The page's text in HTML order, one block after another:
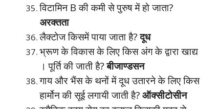
विटामिन B की कमी से पुरुष में हो जाता?
अरक्तता
लैक्टोज किसमें पाया जाता है?दूध
भ्रूण के विकास के लिए किस अंग के द्वारा खाद्य
। पूर्ति की जाती है?बीजाण्डसन
गाय और भैंस के थनों में दूध उतारने के लिए किस
हार्मोन की सूई लगायी जाती है?ऑक्सीटोसीन